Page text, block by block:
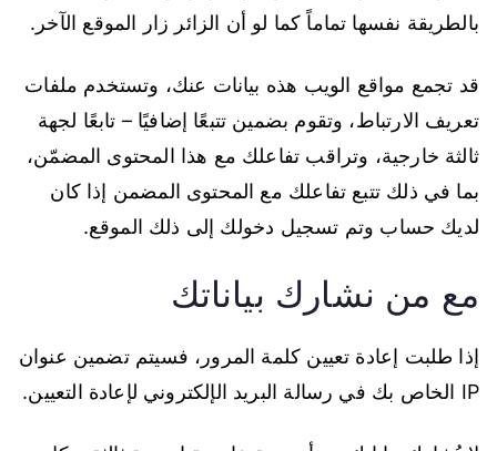
بالطريقة نفسها تماماً كما لو أن الزائر زار الموقع الآخر.
قد تجمع مواقع الويب هذه بيانات عنك، وتستخدم ملفات
تعريف الارتباط، وتقوم بضمين تتبعًا إضافيًا – تابعًا لجهة
ثالثة خارجية، وتراقب تفاعلك مع هذا المحتوى المضمّن،
بما في ذلك تتبع تفاعلك مع المحتوى المضمن إذا كان
لديك حساب وتم تسجيل دخولك إلى ذلك الموقع.
مع من نشارك بياناتك
إذا طلبت إعادة تعيين كلمة المرور، فسيتم تضمين عنوان
IP الخاص بك في رسالة البريد الإلكتروني لإعادة التعيين.